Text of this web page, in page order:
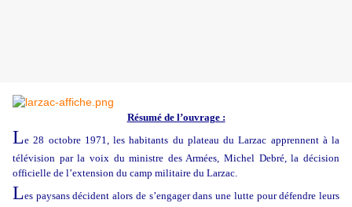
Résumé de l’ouvrage :
Le 28 octobre 1971, les habitants du plateau du Larzac apprennent à la
télévision par la voix du ministre des Armées, Michel Debré, la décision
officielle de l’extension du camp militaire du Larzac.
Les paysans décident alors de s’engager dans une lutte pour défendre leurs